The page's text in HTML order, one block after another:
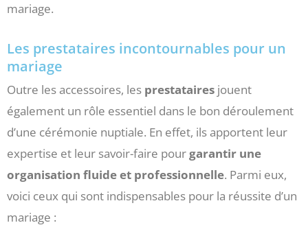
mariage.
Les prestataires incontournables pour un
mariage
Outre les accessoires, les prestataires jouent
également un rôle essentiel dans le bon déroulement
d’une cérémonie nuptiale. En effet, ils apportent leur
expertise et leur savoir-faire pourgarantir une
organisation fluide et professionnelle. Parmi eux,
voici ceux qui sont indispensables pour la réussite d’un
mariage :